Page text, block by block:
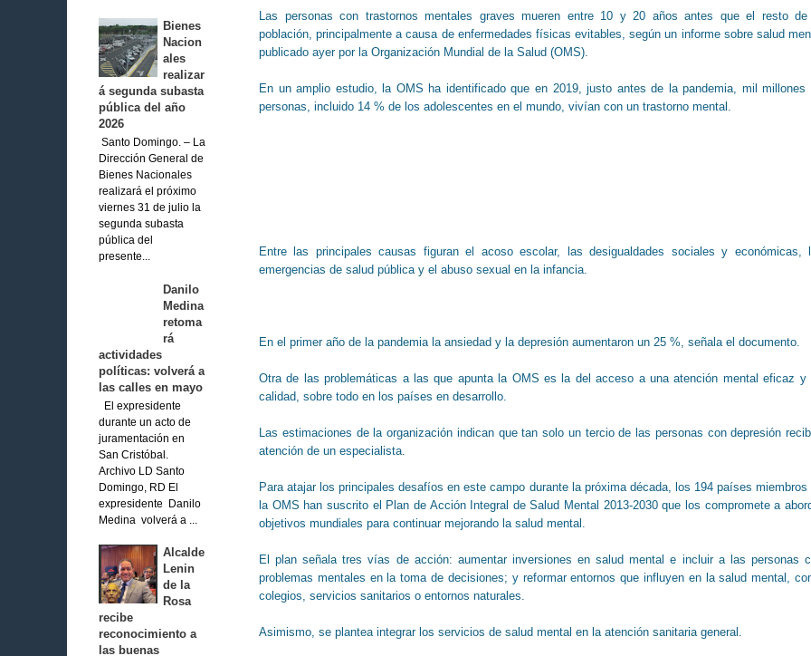
Bienes
Nacion
ales
realizar
á segunda subasta
pública del año
2026
Santo Domingo. – La
Dirección General de
Bienes Nacionales
realizará el próximo
viernes 31 de julio la
segunda subasta
pública del
presente...
Danilo
Medina
retoma
rá
actividades
políticas: volverá a
las calles en mayo
El expresidente
durante un acto de
juramentación en
San Cristóbal.
Archivo LD Santo
Domingo, RD El
expresidente Danilo
Medina volverá a ...
Alcalde
Lenin
de la
Rosa
recibe
reconocimiento a
las buenas
Las personas con trastornos mentales graves mueren entre 10 y 20 años antes que el resto
población, principalmente a causa de enfermedades físicas evitables, según un informe sobre salud
publicado ayer por la Organización Mundial de la Salud (OMS).
En un amplio estudio, la OMS ha identificado que en 2019, justo antes de la pandemia, mil millones
personas, incluido 14 % de los adolescentes en el mundo, vivían con un trastorno mental.
Entre las principales causas figuran el acoso escolar, las desigualdades sociales y económicas,
emergencias de salud pública y el abuso sexual en la infancia.
En el primer año de la pandemia la ansiedad y la depresión aumentaron un 25 %, señala el documento.
Otra de las problemáticas a las que apunta la OMS es la del acceso a una atención mental eficaz y
calidad, sobre todo en los países en desarrollo.
Las estimaciones de la organización indican que tan solo un tercio de las personas con depresión
atención de un especialista.
Para atajar los principales desafíos en este campo durante la próxima década, los 194 países miembros
la OMS han suscrito el Plan de Acción Integral de Salud Mental 2013-2030 que los compromete a
objetivos mundiales para continuar mejorando la salud mental.
El plan señala tres vías de acción: aumentar inversiones en salud mental e incluir a las personas
problemas mentales en la toma de decisiones; y reformar entornos que influyen en la salud mental,
colegios, servicios sanitarios o entornos naturales.
Asimismo, se plantea integrar los servicios de salud mental en la atención sanitaria general.